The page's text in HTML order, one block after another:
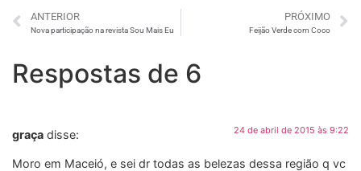
ANTERIOR
Nova participação na revista Sou Mais Eu
PRÓXIMO
Feijão Verde com Coco
Respostas de 6
graça disse: 24 de abril de 2015 às 9:22
Moro em Maceió, e sei dr todas as belezas dessa região q vc